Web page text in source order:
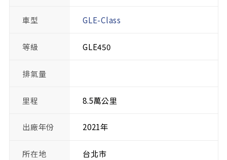
車型 GLE-Class
等級 GLE450
排氣量
里程 8.5萬公里
出廠年份 2021年
所在地 台北市